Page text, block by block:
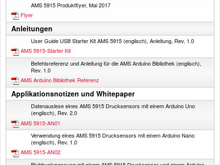
AMS 5915 Produktflyer, Mai 2017
Flyer
Anleitungen
User Guide USB Starter Kit AMS 5915 (englisch), Anleitung, Rev. 1.0
AMS 5915-Starter Kit
Befehlsreferenz und Anleitung für die AMS Arduino Bibliothek (englisch),
Rev. 1.0
AMS Arduino Bibliothek Referenz
Applikationsnotizen und Whitepaper
Datenauslese eines AMS 5915 Drucksensors mit einem Arduino Uno
(englisch), Rev. 2.0
AMS 5915-AN01
Verwendung eines AMS 5915 Drucksensors mit einem Arduino Nano
(englisch), Rev. 1.0
AMS 5915-AN02